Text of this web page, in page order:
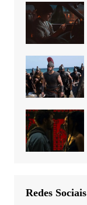
Redes Sociais